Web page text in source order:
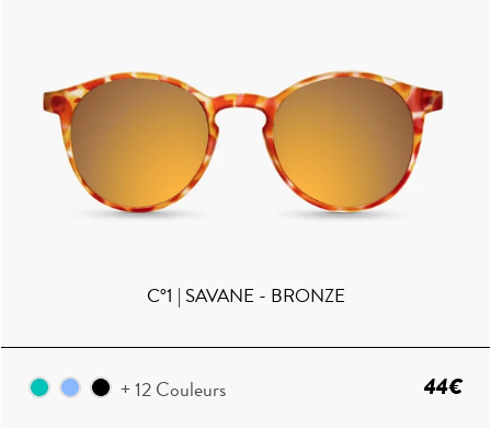
C°1 | SAVANE - BRONZE
+ 12 Couleurs 44€